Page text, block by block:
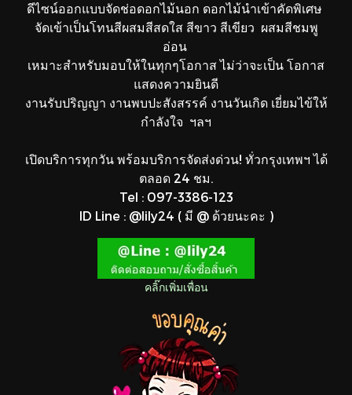
ดีไซน์ออกแบบจัดช่อดอกไม้นอก ดอกไม้นำเข้าคัดพิเศษ
จัดเข้าเป็นโทนสีผสมสีสดใส สีขาว สีเขียว ผสมสีชมพู
อ่อน
เหมาะสำหรับมอบให้ในทุกๆโอกาส ไม่ว่าจะเป็น โอกาส
แสดงความยินดี
งานรับปริญญา งานพบปะสังสรรค์ งานวันเกิด เยี่ยมไข้ให้
กำลังใจ ฯลฯ
เปิดบริการทุกวัน พร้อมบริการจัดส่งด่วน! ทั่วกรุงเทพฯ ได้
ตลอด 24 ชม.
Tel : 097-3386-123
ID Line : @lily24 ( มี @ ด้วยนะคะ )
คลิ๊กเพิ่มเพื่อน